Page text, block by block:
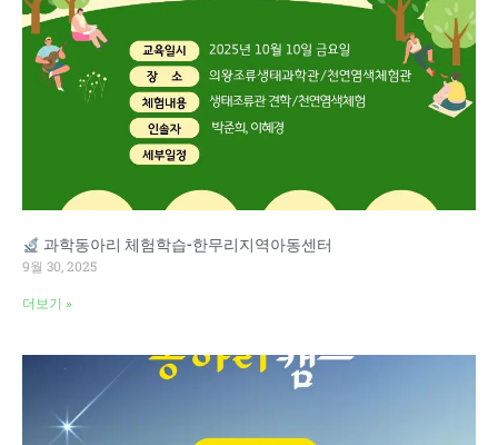
과학동아리 체험학습-한무리지역아동센터
9월 30, 2025
더보기 »